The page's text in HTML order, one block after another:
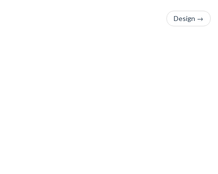
Design →